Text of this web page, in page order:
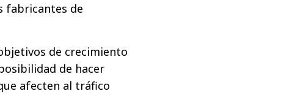
fabricantes de
de crecimiento
de hacer
afecten al tráfico